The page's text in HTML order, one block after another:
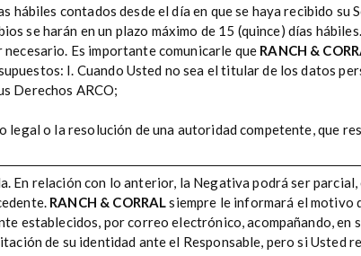
contados desde el día en que se haya recibido su
se harán en un plazo máximo de 15 (quince) días
Es importante comunicarle que RANCH &
I. Cuando Usted no sea el titular de los datos
Derechos ARCO;
legal o la resolución de una autoridad competente, que
En relación con lo anterior, la Negativa podrá ser parcial,
RANCH & CORRALsiempre le informará el motivo
establecidos, por correo electrónico, acompañando, en
de su identidad ante el Responsable, pero si Usted